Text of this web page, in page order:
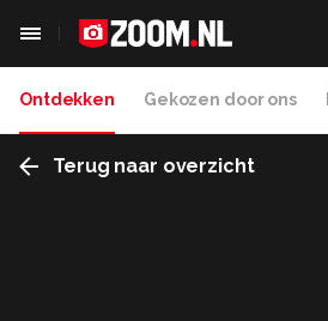
Ontdekken Gekozen door ons
Terug naar overzicht